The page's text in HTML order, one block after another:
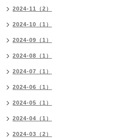
2024-11（2）
2024-10（1）
2024-09（1）
2024-08（1）
2024-07（1）
2024-06（1）
2024-05（1）
2024-04（1）
2024-03（2）